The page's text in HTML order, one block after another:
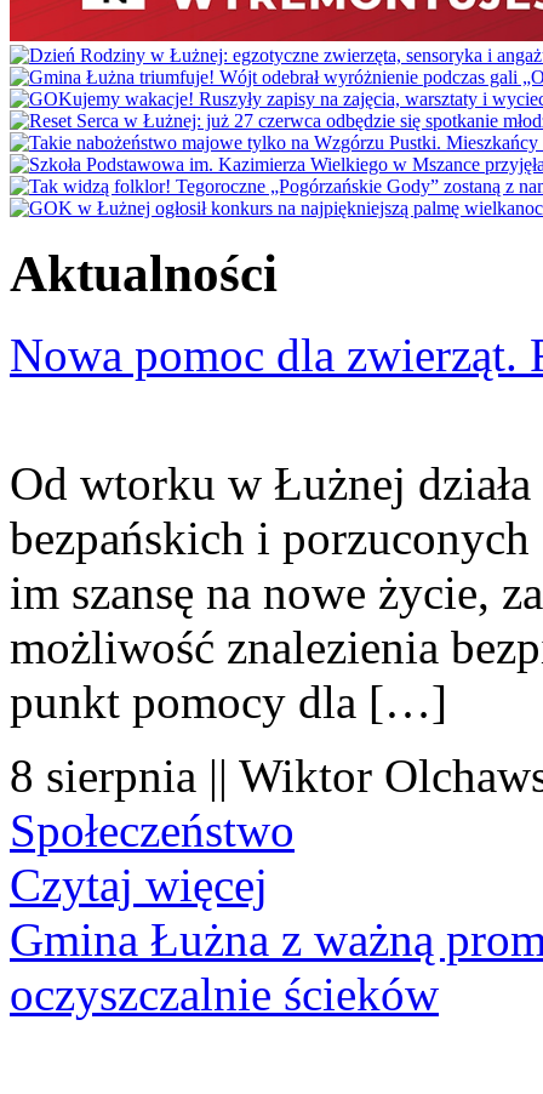
Aktualności
Nowa pomoc dla zwierząt.
Od wtorku w Łużnej
bezpańskich i
im szansę na nowe życie,
możliwość znalezienia
punkt pomocy dla […]
8 sierpnia || Wiktor
Społeczeństwo
Czytaj więcej
Gmina Łużna z ważną
oczyszczalnie ścieków